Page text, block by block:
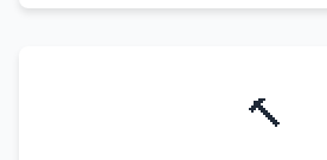
🔨